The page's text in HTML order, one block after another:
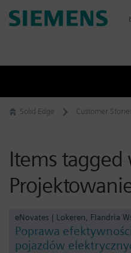
Skip
to
Solid Edge Customer
Items tagged
eNovates | Lokeren, Flandria
Poprawa
pojazdów